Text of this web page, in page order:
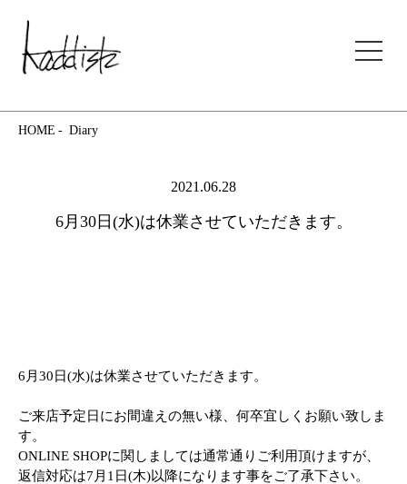
kaddish development store
HOME Diary
2021.06.28
6月30日(水)は休業させていただきます。
6月30日(水)は休業させていただきます。
ご来店予定日にお間違えの無い様、何卒宜しくお願い致しま
す。
ONLINE SHOPに関しましては通常通りご利用頂けますが、
返信対応は7月1日(木)以降になります事をご了承下さい。